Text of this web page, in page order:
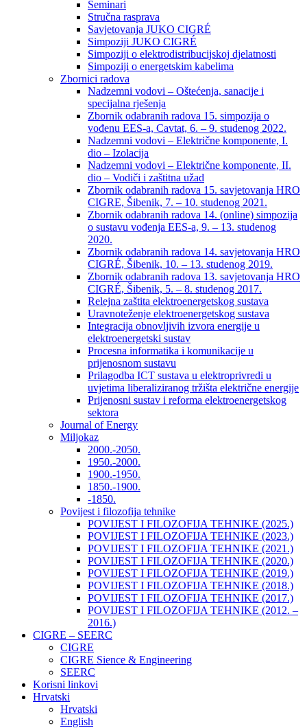
Seminari​
Stručna rasprava​
Savjetovanja JUKO CIGRÉ
Simpoziji JUKO CIGRÉ
Simpoziji o elektrodistribucijskoj djelatnosti
Simpoziji o energetskim kabelima
Zbornici radova
Nadzemni vodovi – Oštećenja, sanacije i
specijalna rješenja
Zbornik odabranih radova 15. simpozija o
vođenu EES-a, Cavtat, 6. – 9. studenog 2022.
Nadzemni vodovi – Električne komponente, I.
dio – Izolacija
Nadzemni vodovi – Električne komponente, II.
dio – Vodiči i zaštitna užad
Zbornik odabranih radova 15. savjetovanja HRO
CIGRE, Šibenik, 7. – 10. studenog 2021.
Zbornik odabranih radova 14. (online) simpozija
o sustavu vođenja EES-a, 9. – 13. studenog
2020.
Zbornik odabranih radova 14. savjetovanja HRO
CIGRÉ, Šibenik, 10. – 13. studenog 2019.
Zbornik odabranih radova 13. savjetovanja HRO
CIGRÉ, Šibenik, 5. – 8. studenog 2017.
Relejna zaštita elektroenergetskog sustava
Uravnoteženje elektroenergetskog sustava
Integracija obnovljivih izvora energije u
elektroenergetski sustav
Procesna informatika i komunikacije u
prijenosnom sustavu
Prilagodba ICT sustava u elektroprivredi u
uvjetima liberaliziranog tržišta električne energije
Prijenosni sustav i reforma elektroenergetskog
sektora
Journal of Energy
Miljokaz
2000.-2050.
1950.-2000.
1900.-1950.
1850.-1900.
-1850.
Povijest i filozofija tehnike
POVIJEST I FILOZOFIJA TEHNIKE (2025.)
POVIJEST I FILOZOFIJA TEHNIKE (2023.)
POVIJEST I FILOZOFIJA TEHNIKE (2021.)
POVIJEST I FILOZOFIJA TEHNIKE (2020.)
POVIJEST I FILOZOFIJA TEHNIKE (2019.)
POVIJEST I FILOZOFIJA TEHNIKE (2018.)
POVIJEST I FILOZOFIJA TEHNIKE (2017.)
POVIJEST I FILOZOFIJA TEHNIKE (2012. –
2016.)
CIGRE – SEERC
CIGRE
CIGRE Sience & Engineering
SEERC
Korisni linkovi
Hrvatski
Hrvatski
English